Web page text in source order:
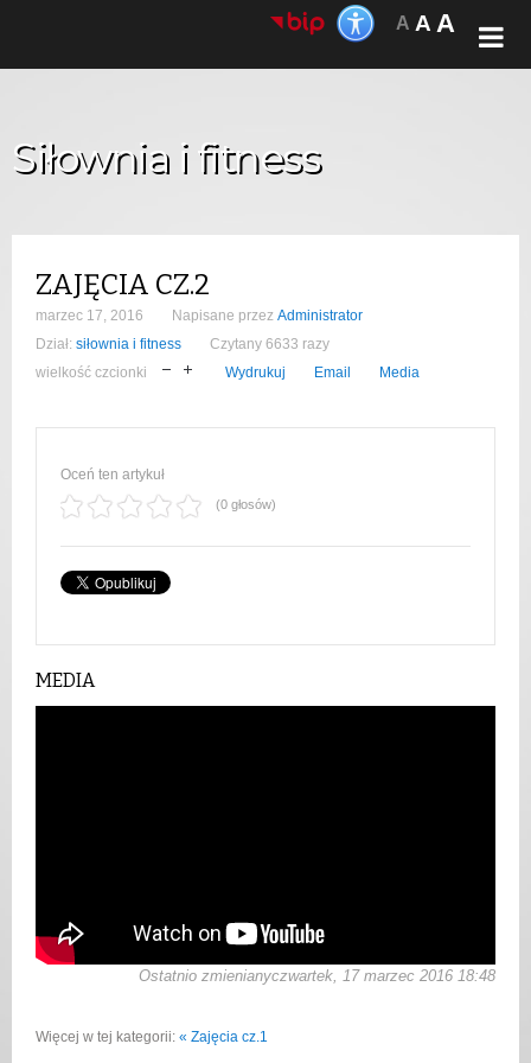
A A A
Siłownia i fitness
ZAJĘCIA CZ.2
marzec 17, 2016 Napisane przez Administrator
Dział: siłownia i fitness
Czytany 6633 razy
wielkość czcionki
Wydrukuj Email Media
Oceń ten artykuł
(0 głosów)
MEDIA
Ostatnio zmienianyczwartek, 17 marzec 2016 18:48
Więcej w tej kategorii: « Zajęcia cz.1